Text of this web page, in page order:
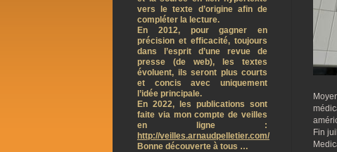
Fin
vers le texte d’origine afin de
compléter la lecture.
En 2012, pour gagner en
précision et efficacité, toujours
dans l’esprit d’une revue de
presse (de web), les textes
évoluent, ils seront plus courts
et concis avec uniquement
l’idée principale.
En 2022, les publications sont
faite via mon compte de veilles
en ligne :
http://veilles.arnaudpelletier.com/
Bonne découverte à tous …